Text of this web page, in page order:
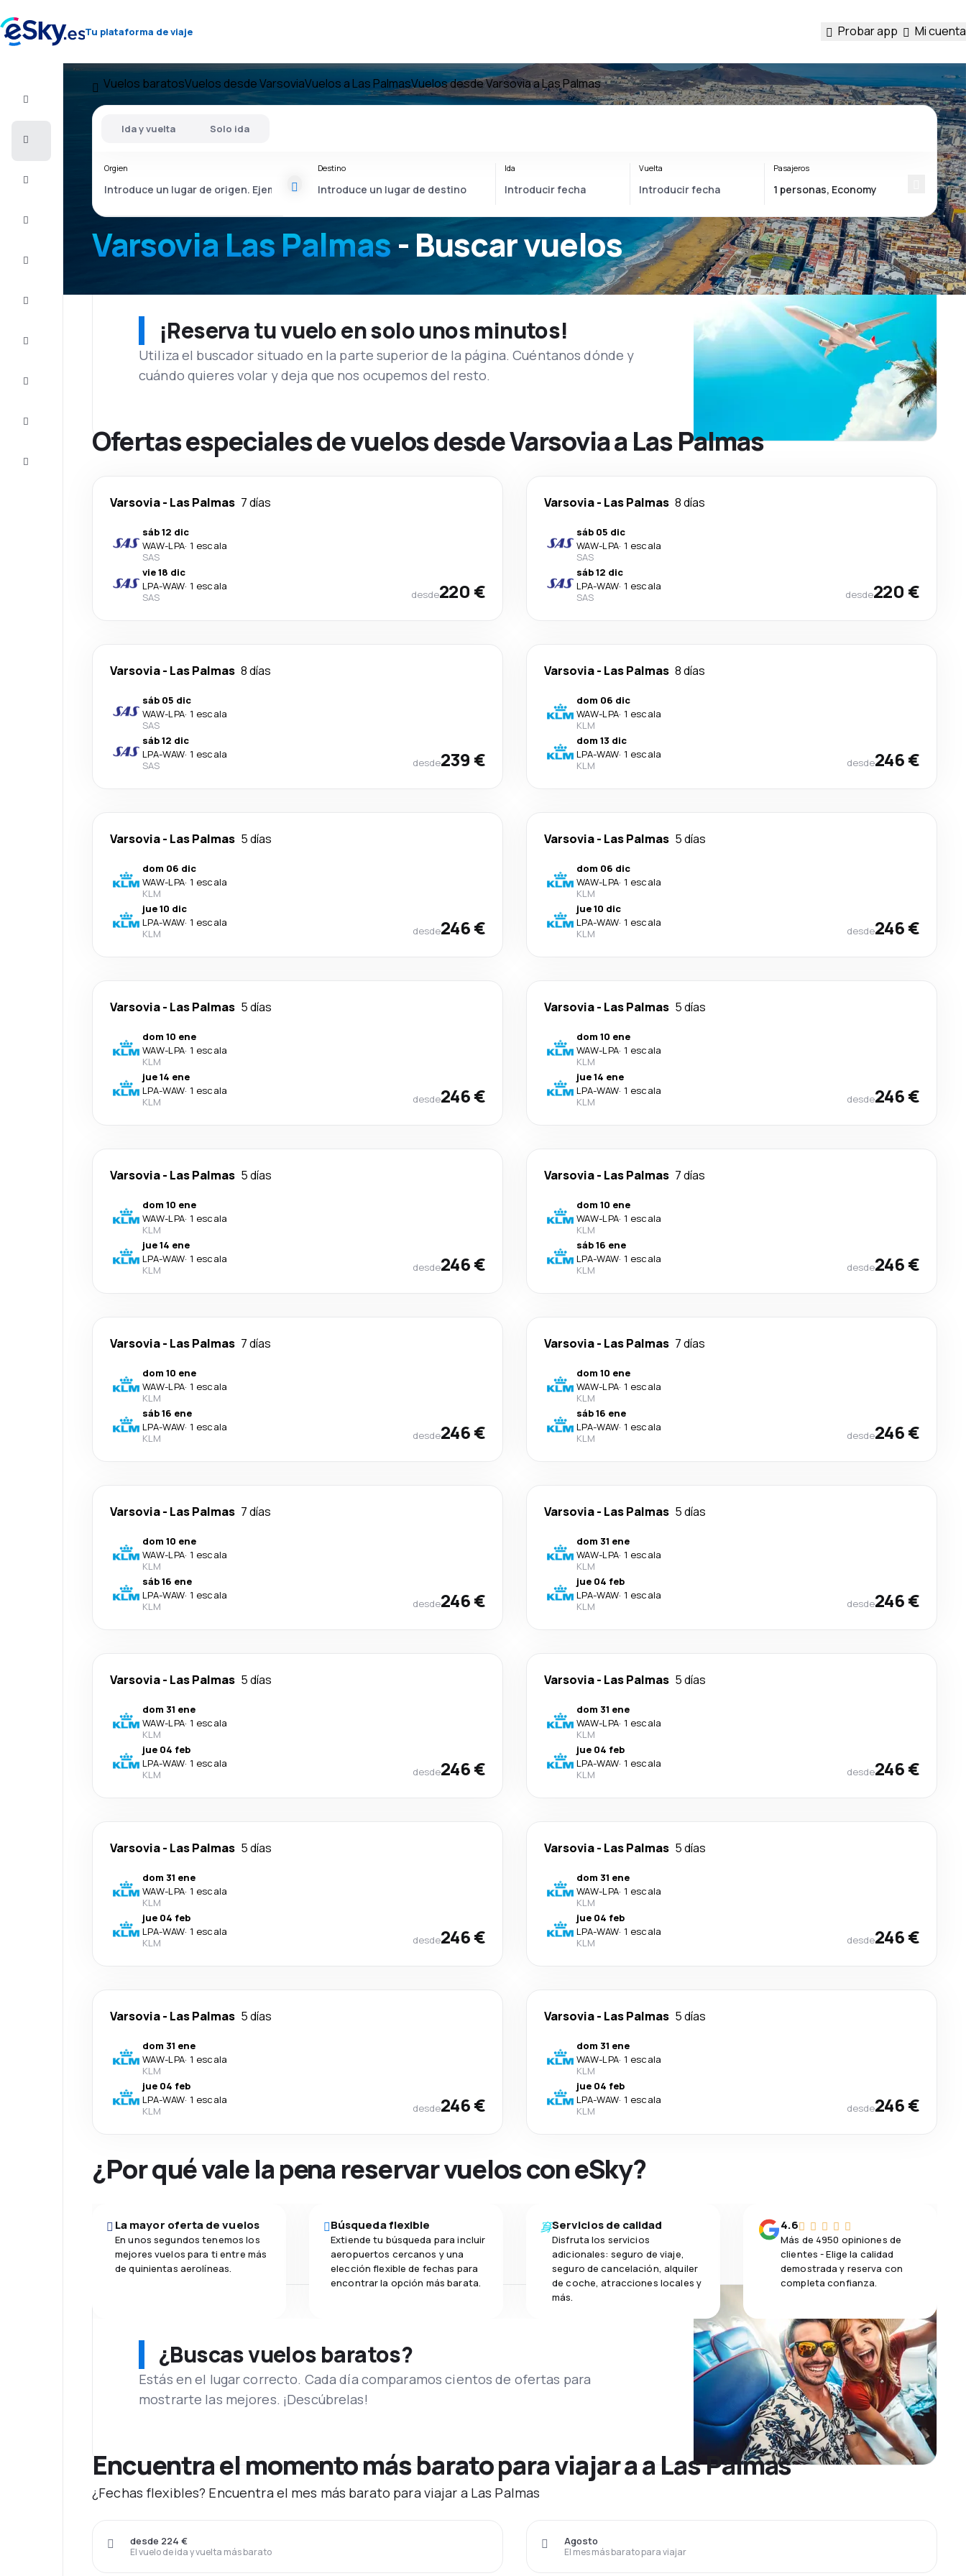
Tu plataforma de viaje Probar app Mi cuenta
Vuelos baratosVuelos desde VarsoviaVuelos a Las PalmasVuelos desde Varsovia a Las Palmas
Varsovia Las Palmas - Buscar vuelos
Ida y vuelta Solo ida
Orgien Destino Ida Vuelta Pasajeros
¡Reserva tu vuelo en solo unos minutos!
Utiliza el buscador situado en la parte superior de la página. Cuéntanos dónde y
cuándo quieres volar y deja que nos ocupemos del resto.
Ofertas especiales de vuelos desde Varsovia a Las Palmas
Varsovia- Las Palmas 7 días
sáb 12 dic
WAW-LPA· 1 escala
SAS
vie 18 dic
LPA-WAW· 1 escala
SAS
desde220 €
Varsovia- Las Palmas 8 días
sáb 05 dic
WAW-LPA· 1 escala
SAS
sáb 12 dic
LPA-WAW· 1 escala
SAS
desde220 €
Varsovia- Las Palmas 8 días
sáb 05 dic
WAW-LPA· 1 escala
SAS
sáb 12 dic
LPA-WAW· 1 escala
SAS
desde239 €
Varsovia- Las Palmas 8 días
dom 06 dic
WAW-LPA· 1 escala
KLM
dom 13 dic
LPA-WAW· 1 escala
KLM
desde246 €
Varsovia- Las Palmas 5 días
dom 06 dic
WAW-LPA· 1 escala
KLM
jue 10 dic
LPA-WAW· 1 escala
KLM
desde246 €
Varsovia- Las Palmas 5 días
dom 06 dic
WAW-LPA· 1 escala
KLM
jue 10 dic
LPA-WAW· 1 escala
KLM
desde246 €
Varsovia- Las Palmas 5 días
dom 10 ene
WAW-LPA· 1 escala
KLM
jue 14 ene
LPA-WAW· 1 escala
KLM
desde246 €
Varsovia- Las Palmas 5 días
dom 10 ene
WAW-LPA· 1 escala
KLM
jue 14 ene
LPA-WAW· 1 escala
KLM
desde246 €
Varsovia- Las Palmas 5 días
dom 10 ene
WAW-LPA· 1 escala
KLM
jue 14 ene
LPA-WAW· 1 escala
KLM
desde246 €
Varsovia- Las Palmas 7 días
dom 10 ene
WAW-LPA· 1 escala
KLM
sáb 16 ene
LPA-WAW· 1 escala
KLM
desde246 €
Varsovia- Las Palmas 7 días
dom 10 ene
WAW-LPA· 1 escala
KLM
sáb 16 ene
LPA-WAW· 1 escala
KLM
desde246 €
Varsovia- Las Palmas 7 días
dom 10 ene
WAW-LPA· 1 escala
KLM
sáb 16 ene
LPA-WAW· 1 escala
KLM
desde246 €
Varsovia- Las Palmas 7 días
dom 10 ene
WAW-LPA· 1 escala
KLM
sáb 16 ene
LPA-WAW· 1 escala
KLM
desde246 €
Varsovia- Las Palmas 5 días
dom 31 ene
WAW-LPA· 1 escala
KLM
jue 04 feb
LPA-WAW· 1 escala
KLM
desde246 €
Varsovia- Las Palmas 5 días
dom 31 ene
WAW-LPA· 1 escala
KLM
jue 04 feb
LPA-WAW· 1 escala
KLM
desde246 €
Varsovia- Las Palmas 5 días
dom 31 ene
WAW-LPA· 1 escala
KLM
jue 04 feb
LPA-WAW· 1 escala
KLM
desde246 €
Varsovia- Las Palmas 5 días
dom 31 ene
WAW-LPA· 1 escala
KLM
jue 04 feb
LPA-WAW· 1 escala
KLM
desde246 €
Varsovia- Las Palmas 5 días
dom 31 ene
WAW-LPA· 1 escala
KLM
jue 04 feb
LPA-WAW· 1 escala
KLM
desde246 €
Varsovia- Las Palmas 5 días
dom 31 ene
WAW-LPA· 1 escala
KLM
jue 04 feb
LPA-WAW· 1 escala
KLM
desde246 €
Varsovia- Las Palmas 5 días
dom 31 ene
WAW-LPA· 1 escala
KLM
jue 04 feb
LPA-WAW· 1 escala
KLM
desde246 €
¿Por qué vale la pena reservar vuelos con eSky?
La mayor oferta de vuelos
En unos segundos tenemos los
mejores vuelos para ti entre más
de quinientas aerolíneas.
Búsqueda flexible
Extiende tu búsqueda para incluir
aeropuertos cercanos y una
elección flexible de fechas para
encontrar la opción más barata.
Servicios de calidad
Disfruta los servicios
adicionales: seguro de viaje,
seguro de cancelación, alquiler
de coche, atracciones locales y
más.
4.6
Más de 4950 opiniones de
clientes - Elige la calidad
demostrada y reserva con
completa confianza.
¿Buscas vuelos baratos?
Estás en el lugar correcto. Cada día comparamos cientos de ofertas para
mostrarte las mejores. ¡Descúbrelas!
Encuentra el momento más barato para viajar a a Las Palmas
¿Fechas flexibles? Encuentra el mes más barato para viajar a Las Palmas
El vuelo de ida y vuelta más barato
desde 224 €
El mes más barato para viajar
Agosto